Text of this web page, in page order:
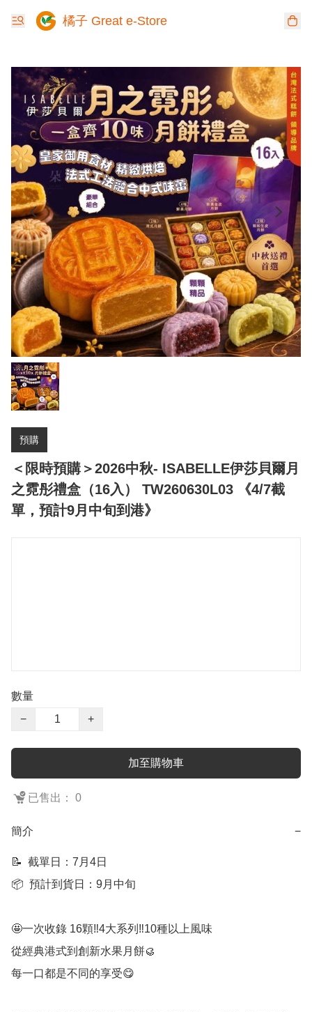
橘子 Great e-Store
預購
＜限時預購＞2026中秋- ISABELLE伊莎貝爾月
之霓彤禮盒（16入） TW260630L03 《4/7截
單，預計9月中旬到港》
數量
−
+
加至購物車
已售出： 0
簡介 −
📝  截單日：7月4日
📦  預計到貨日：9月中旬
🤩一次收錄 16顆‼️4大系列‼️10種以上風味
從經典港式到創新水果月餅🥮
每一口都是不同的享受😋